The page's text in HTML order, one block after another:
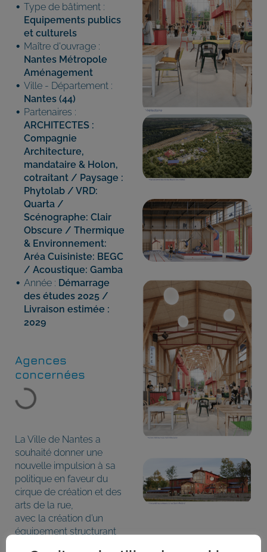
Type de bâtiment :
Equipements publics
et culturels
Maître d'ouvrage :
Nantes Métropole
Aménagement
Ville - Département :
Nantes (44)
Partenaires :
ARCHITECTES :
Compagnie
Architecture,
mandataire & Holon,
cotraitant / Paysage :
Phytolab / VRD:
Quarta /
Scénographe: Clair
Obscure / Thermique
& Environnement:
Aréa Cuisiniste: BEGC
/ Acoustique: Gamba
Année : Démarrage
des études 2025 /
Livraison estimée :
2029
Agences
concernées
La Ville de Nantes a
souhaité donner une
nouvelle impulsion à sa
politique en faveur du
cirque de création et des
arts de la rue,
avec la création d’un
équipement structurant